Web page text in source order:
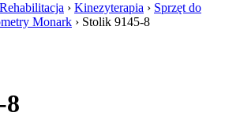
Rehabilitacja › Kinezyterapia › Sprzęt do
Monark › Stolik 9145-8
8